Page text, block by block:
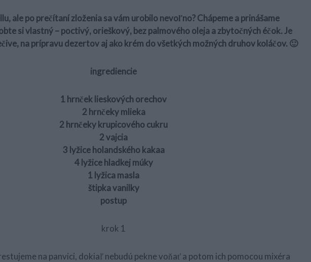
ale po prečítaní zloženia sa vám urobilo nevoľno? Chápeme a prinášame
si vlastný – poctivý, orieškový, bez palmového oleja a zbytočných éčok. Je
na prípravu dezertov aj ako krém do všetkých možných druhov koláčov. 🙂
ingrediencie
1 hrnček lieskových orechov
2 hrnčeky mlieka
2 hrnčeky krupicového cukru
2 vajcia
3 lyžice holandského kakaa
4 lyžice hladkej múky
1 lyžica masla
štipka vanilky
postup
krok 1
na panvici, dokiaľ nebudú pekne voňať a potom ich pomocou mixéra